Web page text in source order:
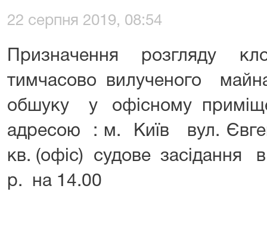
22 серпня 2019, 08:54
Призначення розгляду
тимчасово вилученого
обшуку у офісному
адресою : м. Київ вул.
кв. (офіс) судове засідання
р. на 14.00